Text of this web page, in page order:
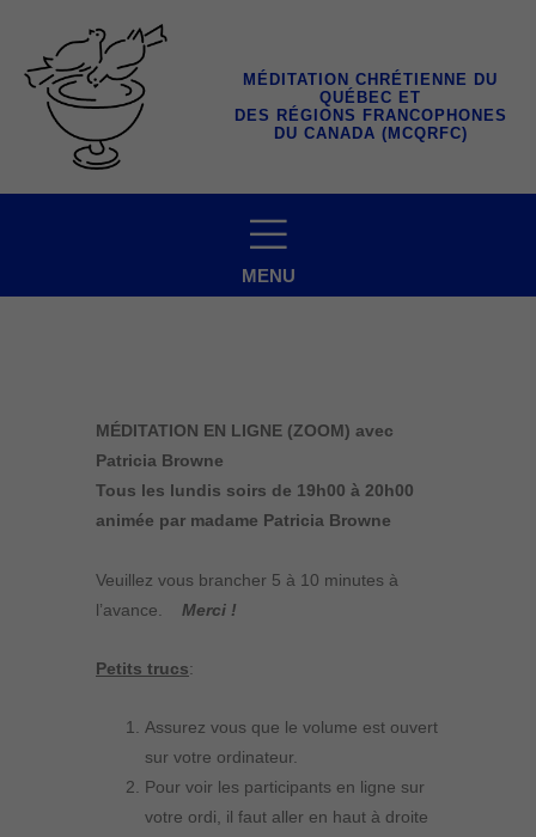
contenu
MÉDITATION CHRÉTIENNE DU
QUÉBEC ET
DES RÉGIONS FRANCOPHONES
DU CANADA (MCQRFC)
MENU
MÉDITATION EN LIGNE (ZOOM) avec
Patricia Browne
Tous les lundis soirs de 19h00 à 20h00
animée par madame Patricia Browne
Veuillez vous brancher 5 à 10 minutes à
l’avance.
Merci !
Petits trucs:
Assurez vous que le volume est ouvert
sur votre ordinateur.
Pour voir les participants en ligne sur
votre ordi, il faut aller en haut à droite